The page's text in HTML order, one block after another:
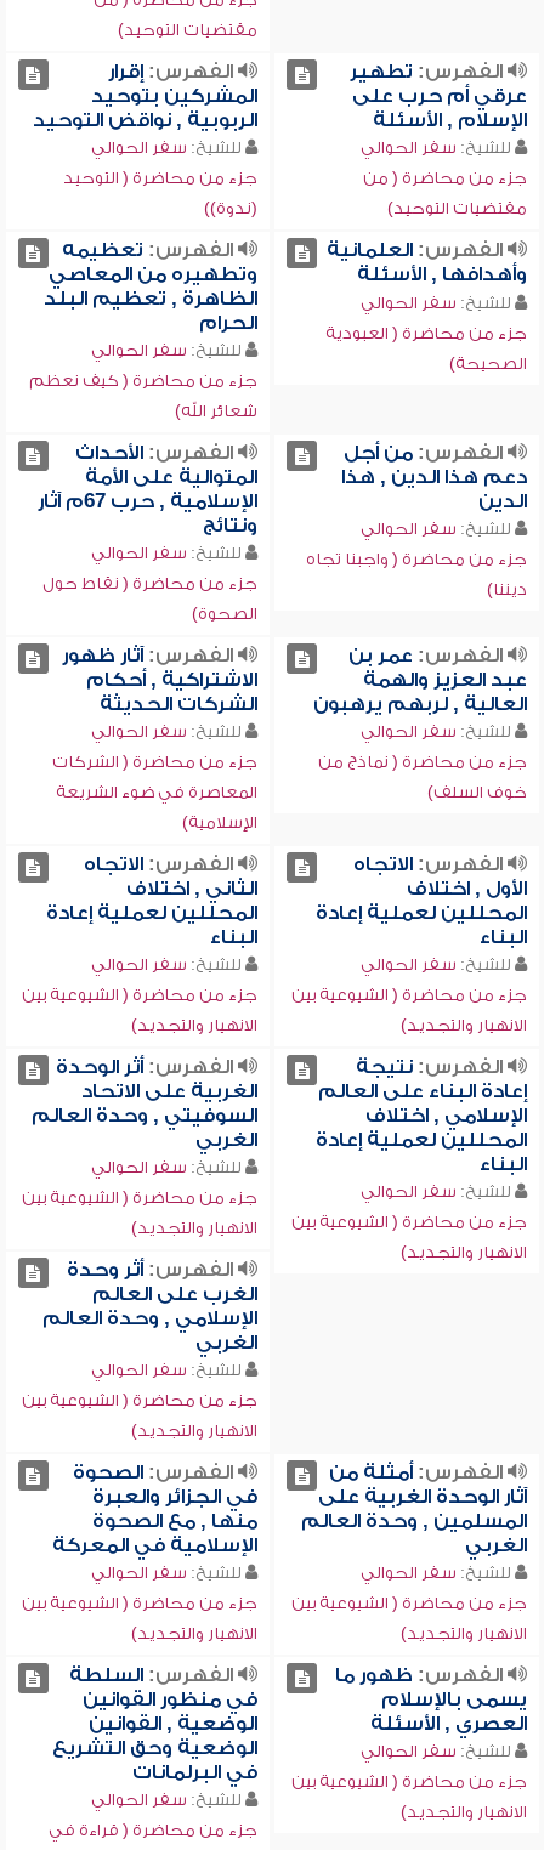
مقتضيات التوحيد)
الفهرس: تطهير
عرقي أم حرب على
الإسلام , الأسئلة
للشيخ: سفر الحوالي
جزء من محاضرة ( من
مقتضيات التوحيد)
الفهرس:إقرار
المشركين بتوحيد
الربوبية , نواقض التوحيد
للشيخ: سفر الحوالي
جزء من محاضرة ( التوحيد
(ندوة))
الفهرس:العلمانية
وأهدافها , الأسئلة
للشيخ: سفر الحوالي
جزء من محاضرة ( العبودية
الصحيحة)
الفهرس: تعظيمه
وتطهيره من المعاصي
الظاهرة , تعظيم البلد
الحرام
للشيخ: سفر الحوالي
جزء من محاضرة ( كيف نعظم
شعائر الله)
الفهرس:من أجل
دعم هذا الدين , هذا
الدين
للشيخ: سفر الحوالي
جزء من محاضرة ( واجبنا تجاه
ديننا)
الفهرس:الأحداث
المتوالية على الأمة
الإسلامية , حرب 67م آثار
ونتائج
للشيخ: سفر الحوالي
جزء من محاضرة ( نقاط حول
الصحوة)
الفهرس: عمر بن
عبد العزيز والهمة
العالية , لربهم يرهبون
للشيخ: سفر الحوالي
جزء من محاضرة ( نماذج من
خوف السلف)
الفهرس:آثار ظهور
الاشتراكية , أحكام
الشركات الحديثة
للشيخ: سفر الحوالي
جزء من محاضرة ( الشركات
المعاصرة في ضوء الشريعة
الإسلامية)
الفهرس:الاتجاه
الأول , اختلاف
المحللين لعملية إعادة
البناء
للشيخ: سفر الحوالي
جزء من محاضرة ( الشيوعية بين
الانهيار والتجديد)
الفهرس:الاتجاه
الثاني , اختلاف
المحللين لعملية إعادة
البناء
للشيخ: سفر الحوالي
جزء من محاضرة ( الشيوعية بين
الانهيار والتجديد)
الفهرس:نتيجة
إعادة البناء على العالم
الإسلامي , اختلاف
المحللين لعملية إعادة
البناء
للشيخ: سفر الحوالي
جزء من محاضرة ( الشيوعية بين
الانهيار والتجديد)
الفهرس:أثر الوحدة
الغربية على الاتحاد
السوفيتي , وحدة العالم
الغربي
للشيخ: سفر الحوالي
جزء من محاضرة ( الشيوعية بين
الانهيار والتجديد)
الفهرس:أثر وحدة
الغرب على العالم
الإسلامي , وحدة العالم
الغربي
للشيخ: سفر الحوالي
جزء من محاضرة ( الشيوعية بين
الانهيار والتجديد)
الفهرس:أمثلة من
آثار الوحدة الغربية على
المسلمين , وحدة العالم
الغربي
للشيخ: سفر الحوالي
جزء من محاضرة ( الشيوعية بين
الانهيار والتجديد)
الفهرس:الصحوة
في الجزائر والعبرة
منها , مع الصحوة
الإسلامية في المعركة
للشيخ: سفر الحوالي
جزء من محاضرة ( الشيوعية بين
الانهيار والتجديد)
الفهرس: ظهور ما
يسمى بالإسلام
العصري , الأسئلة
للشيخ: سفر الحوالي
جزء من محاضرة ( الشيوعية بين
الانهيار والتجديد)
الفهرس:السلطة
في منظور القوانين
الوضعية , القوانين
الوضعية وحق التشريع
في البرلمانات
للشيخ: سفر الحوالي
جزء من محاضرة ( قراءة في